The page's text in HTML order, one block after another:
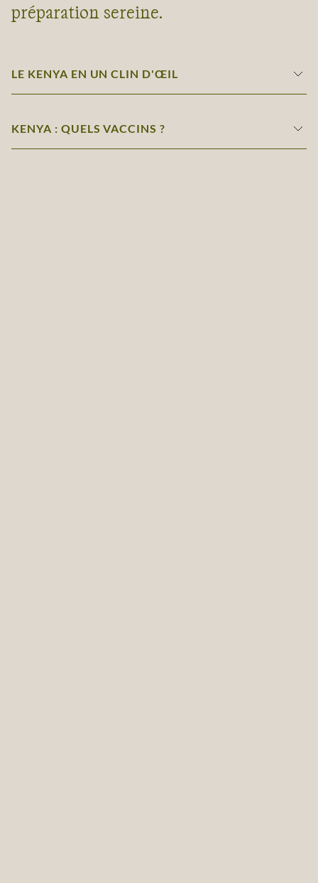
préparation sereine.
LE KENYA EN UN CLIN D'ŒIL
KENYA : QUELS VACCINS ?